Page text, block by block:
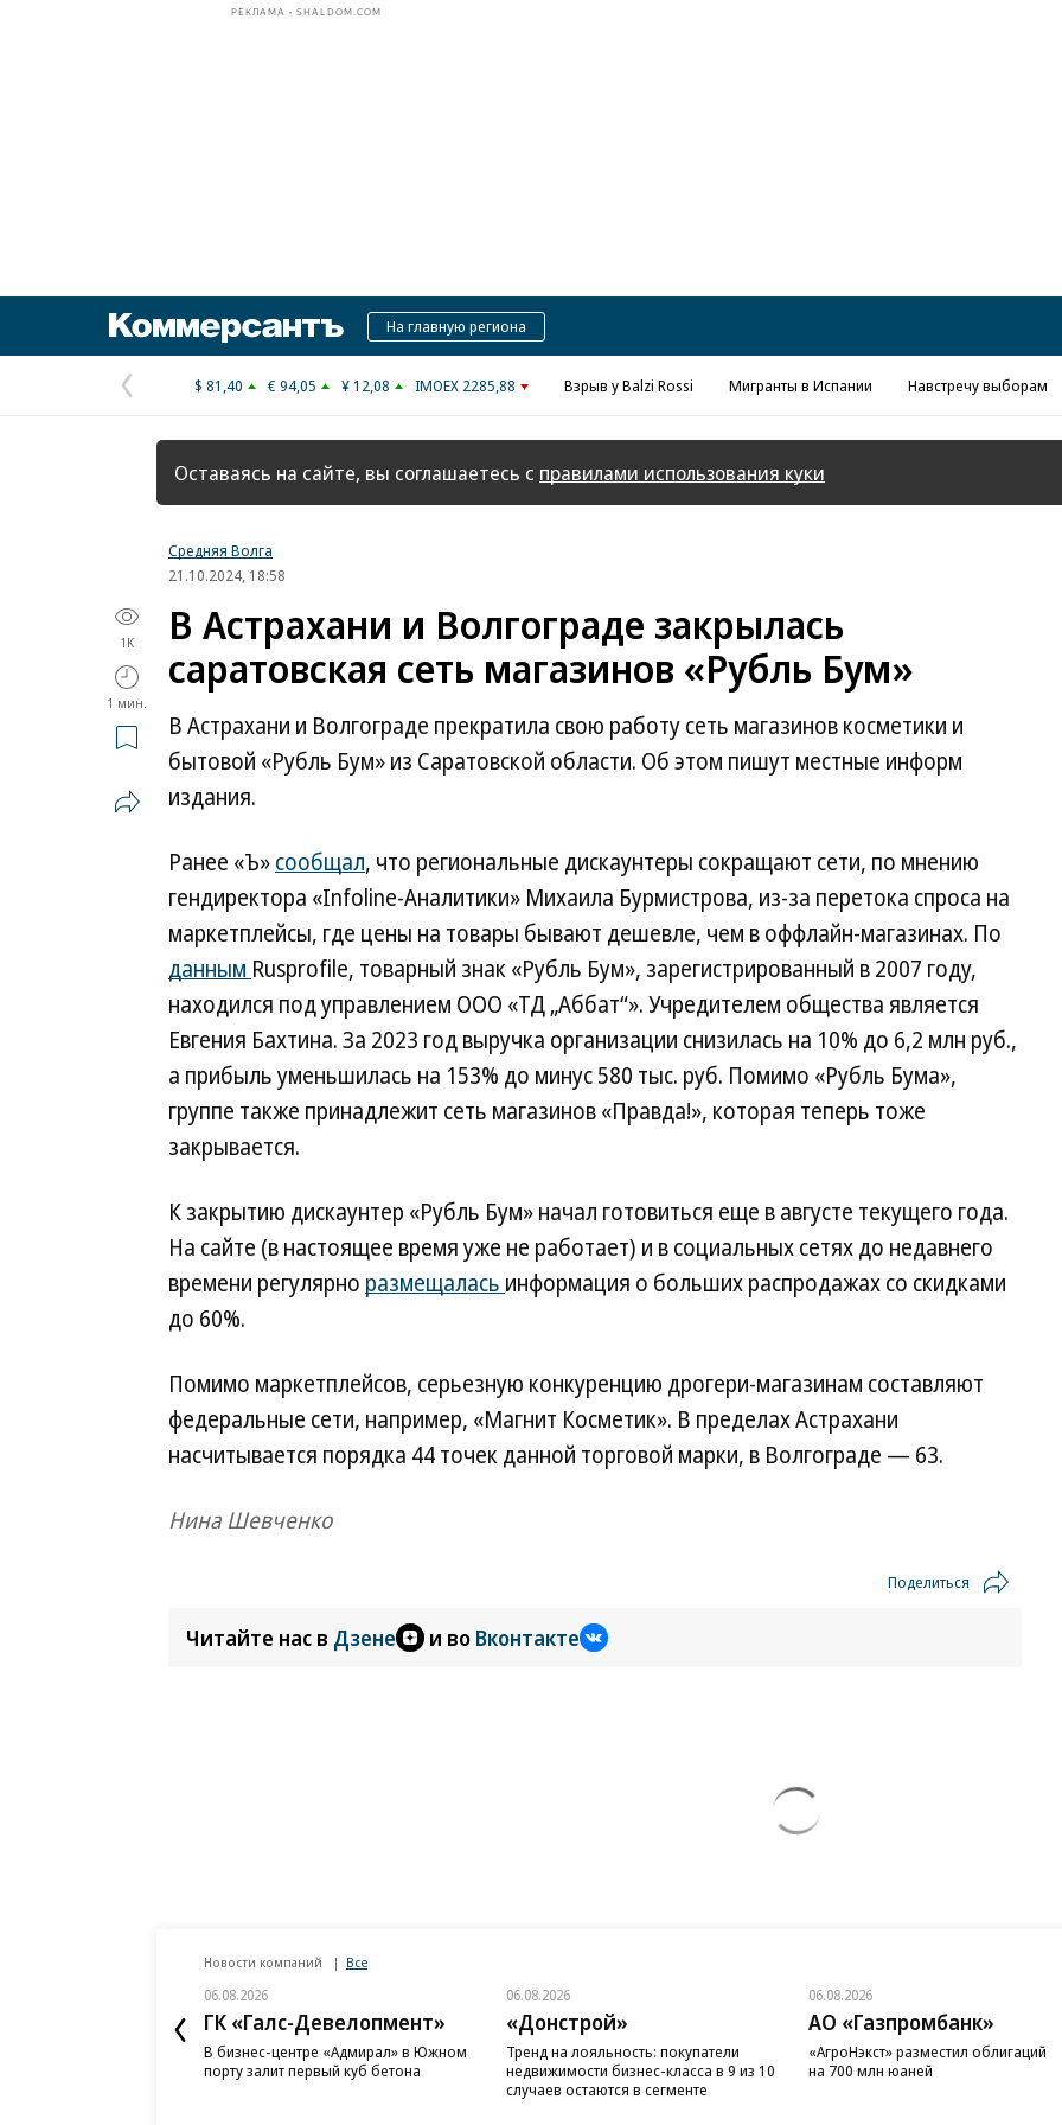
РЕКЛАМА • SHALDOM.COM
КоммерсантъНа главную региона
Предыдущая
страница
$ 81,40 € 94,05 ¥ 12,08 IMOEX 2285,88 Взрыв у Balzi Rossi Мигранты в Испании Навстречу выборам
Оставаясь на сайте, вы соглашаетесь с правилами использования куки
Средняя Волга
21.10.2024, 18:58
1K
1 мин.
В Астрахани и Волгограде закрылась
саратовская сеть магазинов «Рубль Бум»
В Астрахани и Волгограде прекратила свою работу сеть магазинов косметики и
бытовой «Рубль Бум» из Саратовской области. Об этом пишут местные информ
издания.
Ранее «Ъ»сообщал, что региональные дискаунтеры сокращают сети, по мнению
гендиректора «Infoline-Аналитики» Михаила Бурмистрова, из-за перетока спроса на
маркетплейсы, где цены на товары бывают дешевле, чем в оффлайн-магазинах. По
данным Rusprofile, товарный знак «Рубль Бум», зарегистрированный в 2007 году,
находился под управлением ООО «ТД „Аббат“». Учредителем общества является
Евгения Бахтина. За 2023 год выручка организации снизилась на 10% до 6,2 млн руб.,
а прибыль уменьшилась на 153% до минус 580 тыс. руб. Помимо «Рубль Бума»,
группе также принадлежит сеть магазинов «Правда!», которая теперь тоже
закрывается.
К закрытию дискаунтер «Рубль Бум» начал готовиться еще в августе текущего года.
На сайте (в настоящее время уже не работает) и в социальных сетях до недавнего
времени регулярно размещалась информация о больших распродажах со скидками
до 60%.
Помимо маркетплейсов, серьезную конкуренцию дрогери-магазинам составляют
федеральные сети, например, «Магнит Косметик». В пределах Астрахани
насчитывается порядка 44 точек данной торговой марки, в Волгограде — 63.
Нина Шевченко
Поделиться
Читайте нас в Дзене и во Вконтакте
Новости компаний Все
06.08.2026
ГК «Галс-Девелопмент»
В бизнес-центре «Адмирал» в Южном
порту залит первый куб бетона
06.08.2026
«Донстрой»
Тренд на лояльность: покупатели
недвижимости бизнес-класса в 9 из 10
случаев остаются в сегменте
06.08.2026
АО «Газпромбанк»
«АгроНэкст» разместил облигаций
на 700 млн юаней